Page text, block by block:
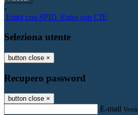
-
Entra con SPID Entra con CIE
Seleziona utente
button close ×
Recupero password
button close ×
E-mail